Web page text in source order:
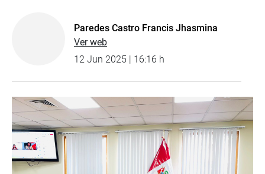
Paredes Castro Francis Jhasmina
Ver web
12 Jun 2025 | 16:16 h